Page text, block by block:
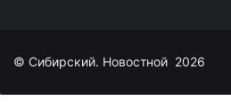
© Сибирский. Новостной 2026